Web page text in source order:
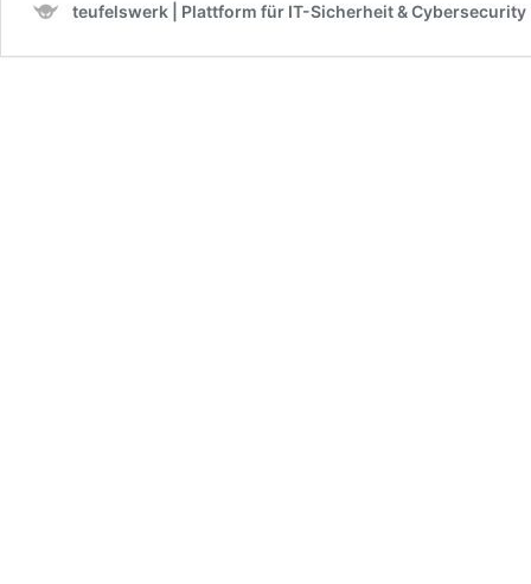
teufelswerk | Plattform für IT-Sicherheit & Cybersecurity